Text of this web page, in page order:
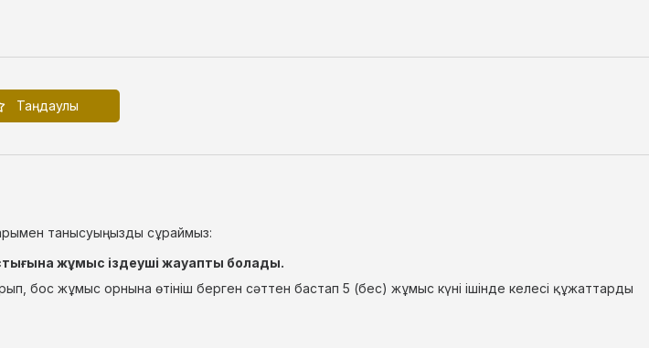
Таңдаулы
танысуыңызды сұраймыз:
жұмыс іздеуші жауапты болады.
бос жұмыс орнына өтініш берген сәттен бастап 5 (бес) жұмыс күні ішінде келесі құжаттарды